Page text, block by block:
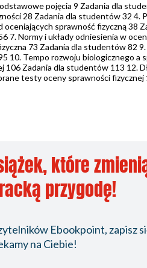
pojęcia 9 Zadania dla
28 Zadania dla studentów 32 4.
sprawność fizyczną 38
7. Normy i układy odniesienia w
73 Zadania dla studentów 82
10. Tempo rozwoju biologicznego
106 Zadania dla studentów 113 12.
testy oceny sprawności
które
przygodę!
Ebookpoint, zapisz
na Ciebie!